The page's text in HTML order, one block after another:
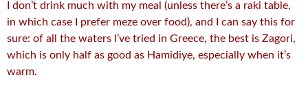
I don’t drink much with my meal (unless there’s a raki table,
in which case I prefer meze over food), and I can say this for
sure: of all the waters I’ve tried in Greece, the best is Zagori,
which is only half as good as Hamidiye, especially when it’s
warm.